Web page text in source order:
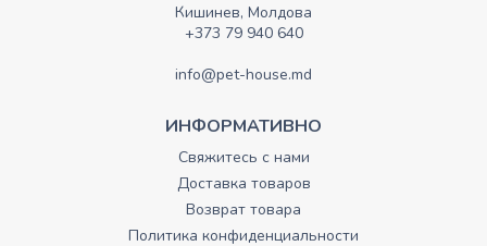
Кишинев, Молдова
+373 79 940 640
info@pet-house.md
ИНФОРМАТИВНО
Свяжитесь с нами
Доставка товаров
Возврат товара
Политика конфиденциальности